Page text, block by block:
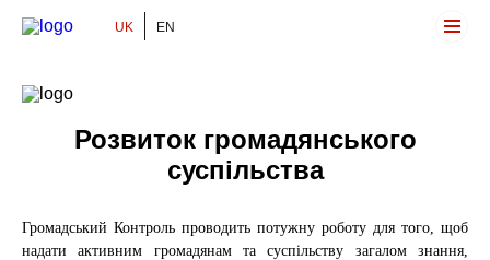
Громадський Контроль
UK EN
Розвиток громадянського
суспільства
Громадський Контроль проводить потужну роботу для того, щоб
надати активним громадянам та суспільству загалом знання,